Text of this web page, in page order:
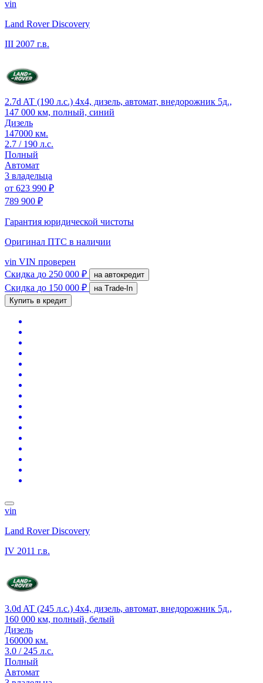
vin
Land Rover Discovery
III 2007 г.в.
2.7d AT (190 л.с.) 4x4, дизель, автомат, внедорожник 5д.,
147 000 км, полный, синий
Дизель
147000 км.
2.7 / 190 л.с.
Полный
Автомат
3 владельца
от 623 990 ₽
789 900 ₽
Гарантия юридической чистоты
Оригинал ПТС в наличии
vin VIN проверен
Скидка до 250 000 ₽ на автокредит
Скидка до 150 000 ₽
на Trade-In
Купить в кредит
vin
Land Rover Discovery
IV 2011 г.в.
3.0d AT (245 л.с.) 4x4, дизель, автомат, внедорожник 5д.,
160 000 км, полный, белый
Дизель
160000 км.
3.0 / 245 л.с.
Полный
Автомат